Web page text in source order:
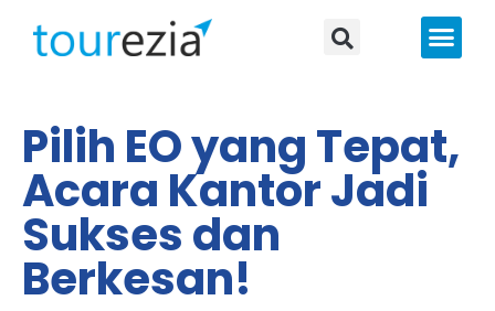
Pilih EO yang Tepat,
Acara Kantor Jadi
Sukses dan
Berkesan!